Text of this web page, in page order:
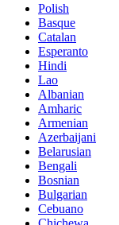
Polish
Basque
Catalan
Esperanto
Hindi
Lao
Albanian
Amharic
Armenian
Azerbaijani
Belarusian
Bengali
Bosnian
Bulgarian
Cebuano